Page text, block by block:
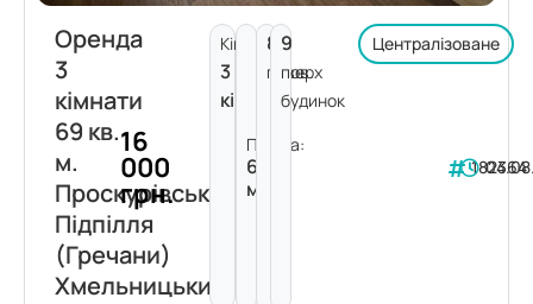
Оренда
3
кімнати
69 кв.
м.
Проскурівського
Підпілля
(Гречани)
Хмельницький
16
000
грн.
Кімнат:
3
кімнати
Площа:
69
м²
8
поверх
9
пов.
будинок
Централізоване
182364